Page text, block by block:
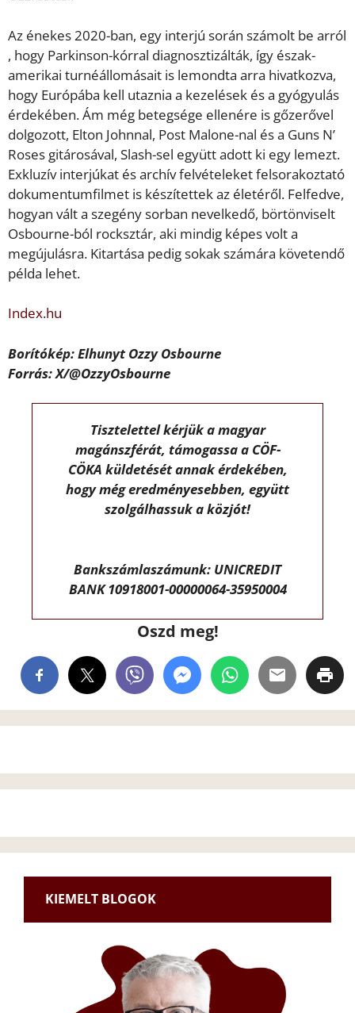
Az énekes 2020-ban, egy interjú során számolt be arról
, hogy Parkinson-kórral diagnosztizálták, így észak-
amerikai turnéállomásait is lemondta arra hivatkozva,
hogy Európába kell utaznia a kezelések és a gyógyulás
érdekében. Ám még betegsége ellenére is gőzerővel
dolgozott, Elton Johnnal, Post Malone-nal és a Guns N’
Roses gitárosával, Slash-sel együtt adott ki egy lemezt.
Exkluzív interjúkat és archív felvételeket felsorakoztató
dokumentumfilmet is készítettek az életéről. Felfedve,
hogyan vált a szegény sorban nevelkedő, börtönviselt
Osbourne-ból rocksztár, aki mindig képes volt a
megújulásra. Kitartása pedig sokak számára követendő
példa lehet.
Index.hu
Borítókép: Elhunyt Ozzy Osbourne
Forrás: X/@OzzyOsbourne
Tisztelettel kérjük a magyar
magánszférát, támogassa a CÖF-
CÖKA küldetését annak érdekében,
hogy még eredményesebben, együtt
szolgálhassuk a közjót!
Bankszámlaszámunk: UNICREDIT
BANK 10918001-00000064-35950004
Oszd meg!
KIEMELT BLOGOK